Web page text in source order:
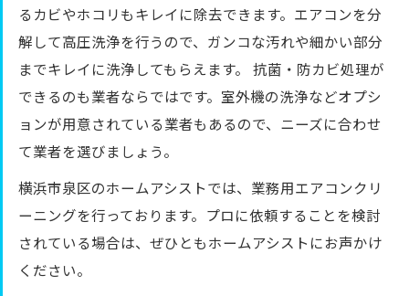
るカビやホコリもキレイに除去できます。エアコンを分
解して高圧洗浄を行うので、ガンコな汚れや細かい部分
までキレイに洗浄してもらえます。 抗菌・防カビ処理が
できるのも業者ならではです。室外機の洗浄などオプシ
ョンが用意されている業者もあるので、ニーズに合わせ
て業者を選びましょう。
横浜市泉区のホームアシストでは、業務用エアコンクリ
ーニングを行っております。プロに依頼することを検討
されている場合は、ぜひともホームアシストにお声かけ
ください。